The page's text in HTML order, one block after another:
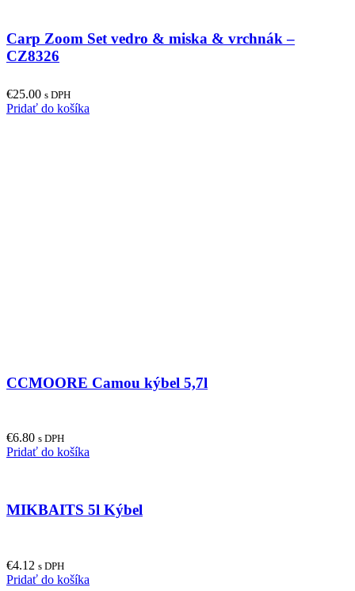
Carp Zoom Set vedro & miska & vrchnák –
CZ8326
€25.00 s DPH
Pridať do košíka
CCMOORE Camou kýbel 5,7l
€6.80 s DPH
Pridať do košíka
MIKBAITS 5l Kýbel
€4.12 s DPH
Pridať do košíka